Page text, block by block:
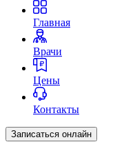
Главная
Врачи
Цены
Контакты
Записаться онлайн